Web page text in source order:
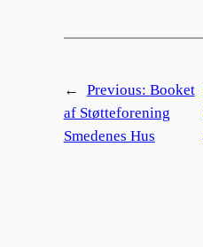
← Previous: Booket
af Støtteforening
Smedenes Hus